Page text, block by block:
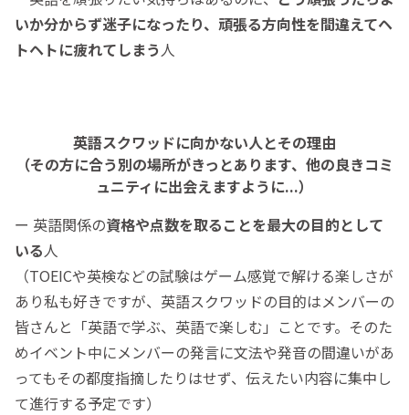
いか分からず迷子になったり、頑張る方向性を間違えてヘ
トヘトに疲れてしまう人
英語スクワッドに向かない人とその理由
（その方に合う別の場所がきっとあります、他の良きコミ
ュニティに出会えますように...）
ー 英語関係の資格や点数を取ることを最大の目的として
いる人
（TOEICや英検などの試験はゲーム感覚で解ける楽しさが
あり私も好きですが、英語スクワッドの目的はメンバーの
皆さんと「英語で学ぶ、英語で楽しむ」ことです。そのた
めイベント中にメンバーの発言に文法や発音の間違いがあ
ってもその都度指摘したりはせず、伝えたい内容に集中し
て進行する予定です）